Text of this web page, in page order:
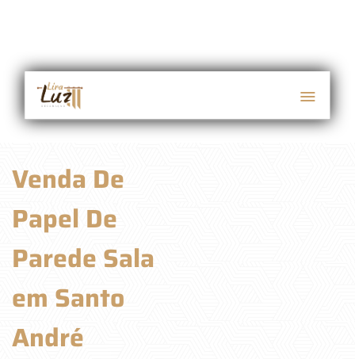
Venda De
Papel De
Parede Sala
em Santo
André